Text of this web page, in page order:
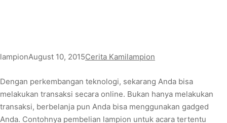
lampionAugust 10, 2015Cerita Kamilampion
Dengan perkembangan teknologi, sekarang Anda bisa
melakukan transaksi secara online. Bukan hanya melakukan
transaksi, berbelanja pun Anda bisa menggunakan gadged
Anda. Contohnya pembelian lampion untuk acara tertentu